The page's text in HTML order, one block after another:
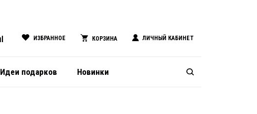
ИЗБРАННОЕ КОРЗИНА ЛИЧНЫЙ КАБИНЕТ
Идеи подарков Новинки